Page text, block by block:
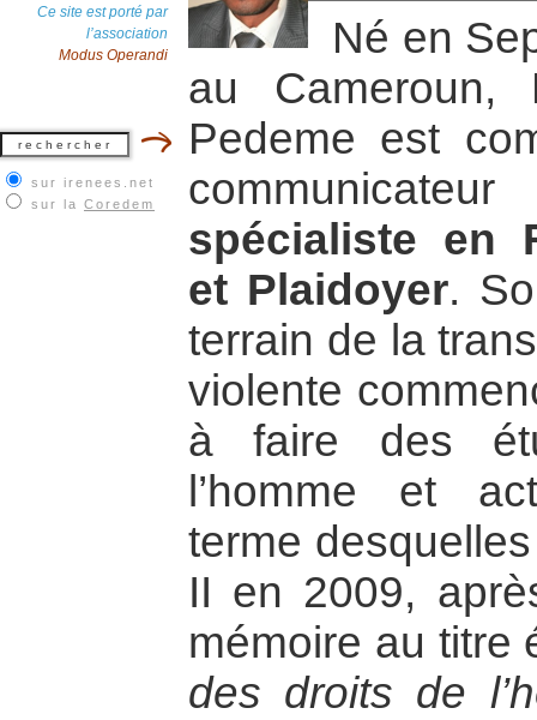
Ce site est porté par
l’association
Modus Operandi
sur irenees.net
sur la Coredem
Né en
au Cameroun,
Pedeme est
spécialiste en
et Plaidoyer.
terrain de la
violente
à faire des
l’homme et
terme
II en 2009,
mémoire au titre
des droits de